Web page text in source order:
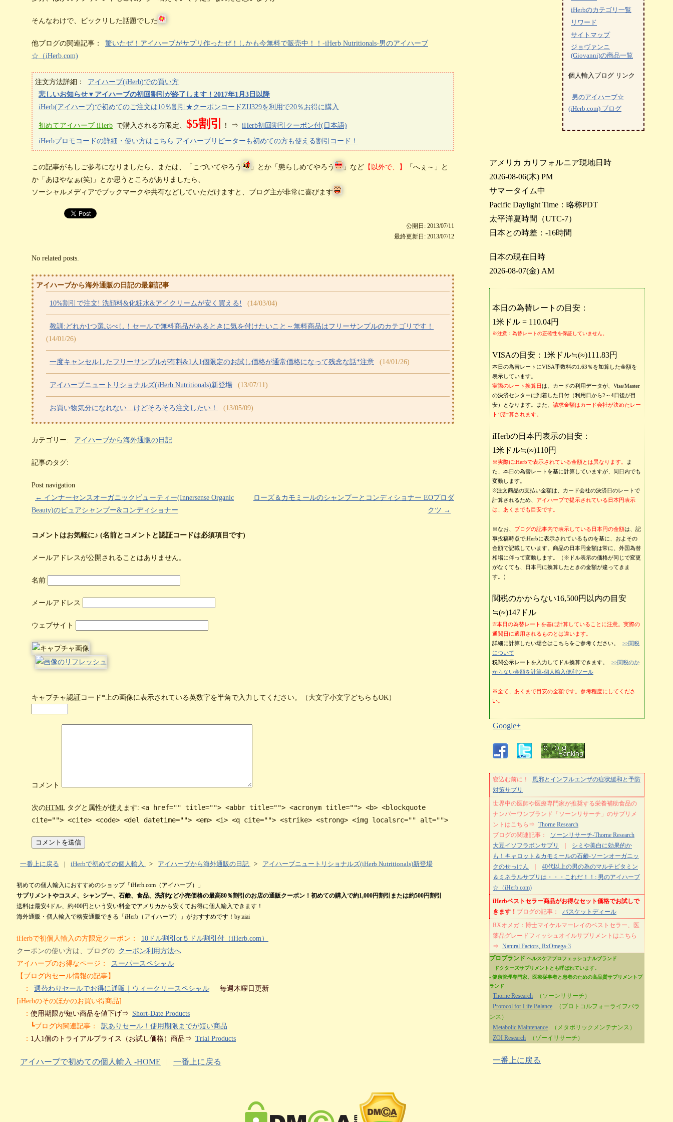
そんなわけで、ビックリした話題でした
他ブログの関連記事：
驚いたぜ！アイハーブがサプリ作ったぜ！しかも今無料で販売中！！-iHerb Nutritionals-男のアイハーブ
☆（iHerb.com)
注文方法詳細：
アイハーブ(iHerb)での買い方
悲しいお知らせ▼アイハーブの初回割引が終了します！2017年1月3日以降
iHerb(アイハーブ)で初めてのご注文は10％割引★クーポンコードZIJ329を利用で20％お得に購入
初めてアイハーブ iHerb で購入される方限定、 $5割引 ！ ⇒ iHerb初回割引クーポン付(日本語)
iHerbプロモコードの詳細・使い方はこちら アイハーブリピーターも初めての方も使える割引コード！
この記事がもしご参考になりましたら、または、「こづいてやろう 」とか「懲らしめてやろう 」など 【以外で、】
「へぇ～」と
か「あほやなぁ(笑)」とか思うところがありましたら、
ソーシャルメディアでブックマークや共有などしていただけますと、ブログ主が非常に喜びます
公開日: 2013/07/11
最終更新日: 2013/07/12
No related posts.
アイハーブから海外通販の日記の最新記事
10%割引で注文! 洗顔料&化粧水&アイクリームが安く買える! (14/03/04)
教訓:どれか1つ選ぶべし！セールで無料商品があるときに気を付けたいこと～無料商品はフリーサンプルのカテゴリです！
(14/01/26)
一度キャンセルしたフリーサンプルが有料&1人1個限定のお試し価格が通常価格になって残念な話*注意 (14/01/26)
アイハーブニュートリショナルズ(iHerb Nutritionals)新登場 (13/07/11)
お買い物気分になれない…けどそろそろ注文したい！ (13/05/09)
カテゴリー: アイハーブから海外通販の日記
記事のタグ:
Post navigation
← インナーセンスオーガニックビューティー(Innersense Organic
Beauty)のピュアシャンプー&コンディショナー
ローズ＆カモミールのシャンプーとコンディショナー EOプロダ
クツ →
コメントはお気軽に♪ (名前とコメントと認証コードは必須項目です)
メールアドレスが公開されることはありません。
名前
メールアドレス
ウェブサイト
キャプチャ認証コード*上の画像に表示されている英数字を半角で入力してください。（大文字小文字どちらもOK）
コメント
次のHTML タグと属性が使えます: <a href="" title=""> <abbr title=""> <acronym title=""> <b> <blockquote
cite=""> <cite> <code> <del datetime=""> <em> <i> <q cite=""> <strike> <strong> <img localsrc="" alt="">
一番上に戻る iHerbで初めての個人輸入 > アイハーブから海外通販の日記 > アイハーブニュートリショナルズ(iHerb Nutritionals)新登場
初めての個人輸入におすすめのショップ「iHerb.com（アイハーブ）」
サプリメントやコスメ、シャンプー、石鹸、食品、洗剤など小売価格の最高80％割引のお店の通販クーポン！初めての購入で約1,000円割引または約500円割引
送料は最安4ドル、約400円という安い料金でアメリカから安くてお得に個人輸入できます！
海外通販・個人輸入で格安通販できる「iHerb（アイハーブ）」がおすすめです！by:aiai
iHerbで初個人輸入の方限定クーポン：
10ドル割引or５ドル割引付（iHerb.com）
クーポンの使い方は、ブログの クーポン利用方法へ
アイハーブのお得なページ：
スーパースペシャル
【ブログ内セール情報の記事】
：
週替わりセールでお得に通販｜ウィークリースペシャル
毎週木曜日更新
[iHerbのそのほかのお買い得商品]
： 使用期限が短い商品を値下げ⇒ Short-Date Products
┗ブログ内関連記事：
訳ありセール！使用期限までが短い商品
： 1人1個のトライアルプライス（お試し価格）商品⇒ Trial Products
アイハーブで初めての個人輸入 -HOME | 一番上に戻る
iHerbのカテゴリ一覧
リワード
サイトマップ
ジョヴァンニ
(Giovanni)の商品一覧
個人輸入ブログ リンク
男のアイハーブ☆
(iHerb.com) ブログ
アメリカ カリフォルニア現地日時
2026-08-06(木) PM
サマータイム中
Pacific Daylight Time：略称PDT
太平洋夏時間（UTC-7）
日本との時差：-16時間
日本の現在日時
2026-08-07(金) AM
本日の為替レートの目安：
1米ドル = 110.04円
※注意：為替レートの正確性を保証していません。
VISAの目安：1米ドル≒(≈)111.83円
本日の為替レートにVISA手数料の1.63％を加算した金額を
表示しています。
実際のレート換算日は、カードの利用データが、Visa/Master
の決済センターに到着した日付（利用日から2～4日後が目
安）となります。また、 請求金額はカード会社が決めたレー
トで計算されます。
iHerbの日本円表示の目安：
1米ドル≒(≈)110円
※実際にiHerbで表示されている金額とは異なります。
ま
た、本日の為替レートを基に計算していますが、同日内でも
変動します。
※注文商品の支払い金額は、カード会社の決済日のレートで
計算されるため、 アイハーブで提示されている日本円表示
は、あくまでも目安です。
※なお、 ブログの記事内で表示している日本円の金額は、記
事投稿時点でiHerbに表示されているものを基に、およその
金額で記載しています。商品の日本円金額は常に、外国為替
相場に伴って変動します。（※ドル表示の価格が同じで変更
がなくても、日本円に換算したときの金額が違ってきま
す。）
関税のかからない16,500円以内の目安
≒(≈)147ドル
※本日の為替レートを基に計算していることに注意。実際の
通関日に適用されるものとは違います。
詳細に計算したい場合はこちらをご参考ください。
>>関税
について
税関公示レートを入力してドル換算できます。
>>関税のか
からない金額を計算-個人輸入便利ツール
※全て、あくまで目安の金額です。参考程度にしてくださ
い。
Google+
寝込む前に！
風邪とインフルエンザの症状緩和と予防
対策サプリ
世界中の医師や医療専門家が推奨する栄養補助食品の
ナンバーワンブランド「ソーンリサーチ」のサプリメ
ントはこちら⇒ Thorne Research
ブログの関連記事：
ソーンリサーチ-Thorne Research
大豆イソフラボンサプリ
シミや美白に効果的か
も！キャロット＆カモミールの石鹸-ソーンオーガニッ
クのせっけん
40代以上の男の為のマルチビタミン
＆ミネラルサプリは・・・これだ！！: 男のアイハーブ
☆（iHerb.com)
iHerbベストセラー商品がお得なセット価格でお試しで
きます！ ブログの記事：
バスケットディール
RXオメガ：博士マイケルマーレイのベストセラー、医
薬品グレードフィッシュオイルサプリメントはこちら
⇒ Natural Factors, RxOmega-3
プロブランド ヘルスケアプロフェッショナルブランド
ドクターズサプリメントとも呼ばれています。
- 健康管理専門家、医療従事者と患者のための高品質サプリメントブ
ランド
Thorne Research
（ソーンリサーチ）
Protocol for Life Balance
（プロトコルフォーライフバラ
ンス）
Metabolic Maintenance
（メタボリックメンテナンス）
ZOI Research
（ゾーイリサーチ）
一番上に戻る